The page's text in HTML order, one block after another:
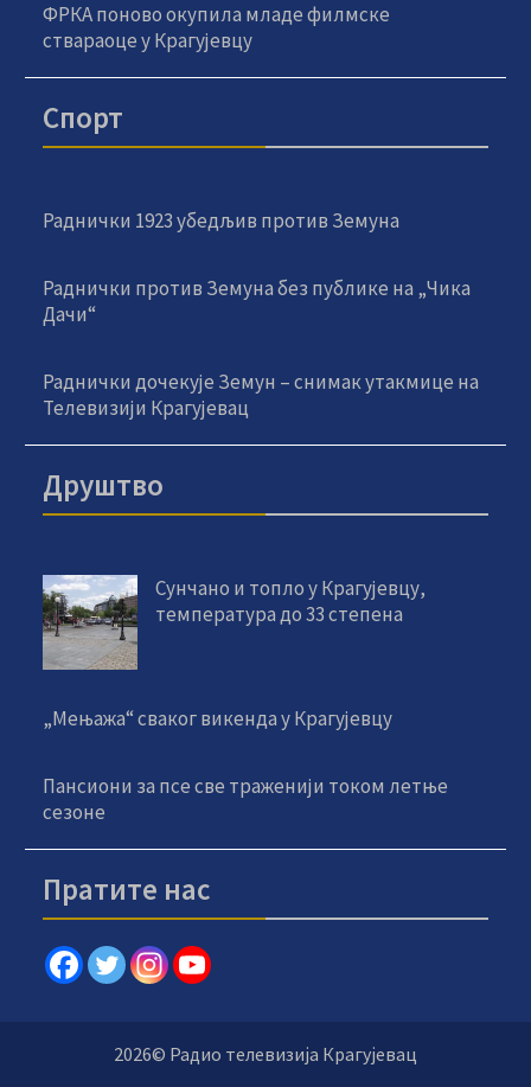
ФРКА поново окупила младе филмске
ствараоце у Крагујевцу
Спорт
Раднички 1923 убедљив против Земуна
Раднички против Земуна без публике на „Чика
Дачи“
Раднички дочекује Земун – снимак утакмице на
Телевизији Крагујевац
Друштво
Сунчано и топло у Крагујевцу,
температура до 33 степена
„Мењажа“ сваког викенда у Крагујевцу
Пансиони за псе све траженији током летње
сезоне
Пратите нас
2026© Радио телевизија Крагујевац